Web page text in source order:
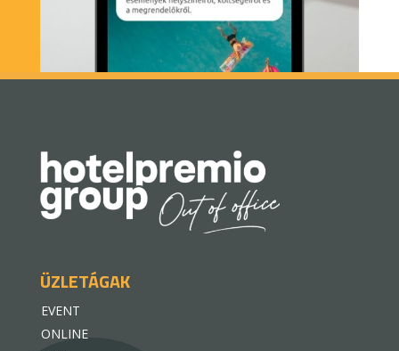
ÜZLETÁGAK
EVENT
ONLINE